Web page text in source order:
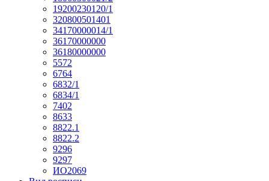
19200230120/1
320800501401
34170000014/1
36170000000
36180000000
5572
6764
6832/1
6834/1
7402
8633
8822.1
8822.2
9296
9297
ИО2069